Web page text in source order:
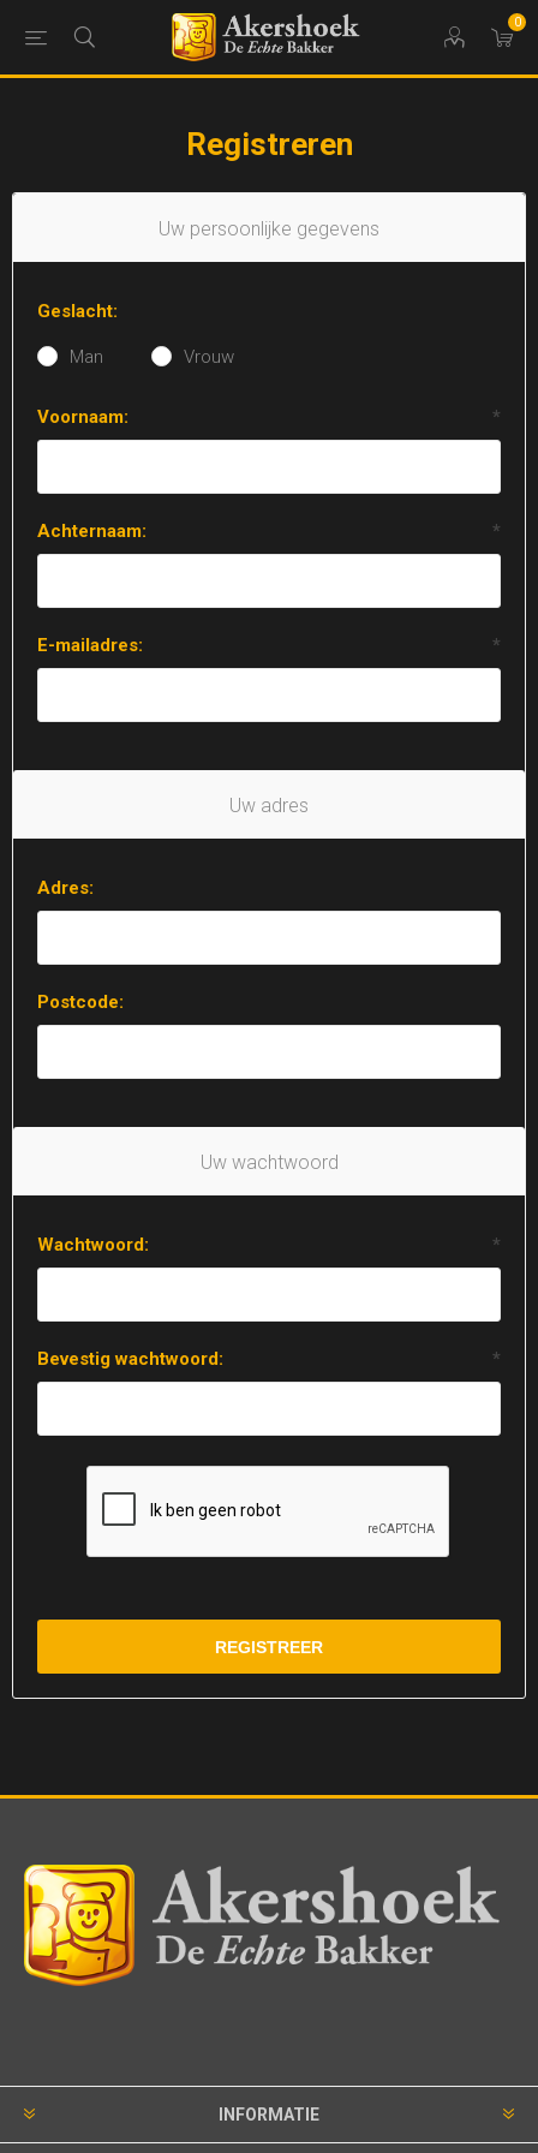
0
Registreren
Uw persoonlijke gegevens
Geslacht:
Man Vrouw
Voornaam: *
Achternaam: *
E-mailadres: *
Uw adres
Adres:
Postcode:
Uw wachtwoord
Wachtwoord: *
Bevestig wachtwoord: *
INFORMATIE